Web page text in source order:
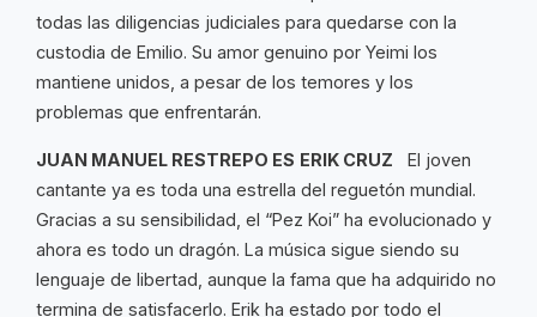
todas las diligencias judiciales para quedarse con la
custodia de Emilio. Su amor genuino por Yeimi los
mantiene unidos, a pesar de los temores y los
problemas que enfrentarán.
JUAN MANUEL RESTREPO ES ERIK CRUZ El joven
cantante ya es toda una estrella del reguetón mundial.
Gracias a su sensibilidad, el “Pez Koi” ha evolucionado y
ahora es todo un dragón. La música sigue siendo su
lenguaje de libertad, aunque la fama que ha adquirido no
termina de satisfacerlo. Erik ha estado por todo el